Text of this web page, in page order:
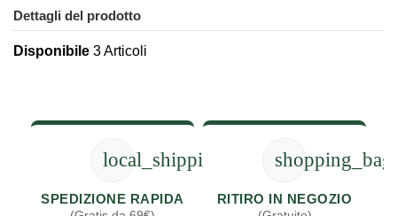
Dettagli del prodotto
Disponibile 3 Articoli
local_shipping
SPEDIZIONE RAPIDA
shopping_bag
RITIRO IN NEGOZIO